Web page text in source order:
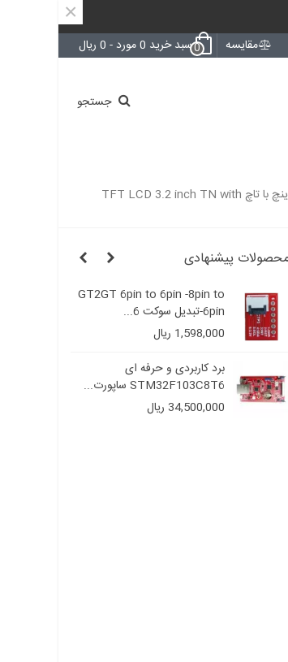
×
مقایسه 0سبد خرید 0مورد - 0 ریال
جستجو
السیدی 3.2 اینچ با تاچ TFT LCD 3.2 inch TN with
پیشنهادی
GT2GT 6pin to 6pin -8pin to
6pin-تبدیل سوکت 6...
1,598,000 ریال
برد کاربردی و حرفه ای
STM32F103C8T6 ساپورت...
34,500,000 ریال